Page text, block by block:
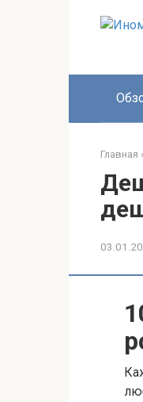
Главная